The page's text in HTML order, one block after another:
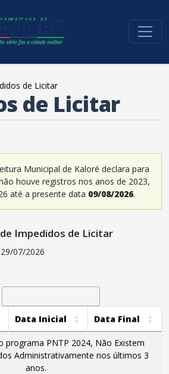
de Licitar
de Licitar
Municipal de Kaloré declara para
houve registros nos anos de 2023,
até a presente data 09/08/2026.
Impedidos de Licitar
07/2026
Data Inicial Data Final
programa PNTP 2024, Não Existem
Administrativamente nos últimos 3
anos.